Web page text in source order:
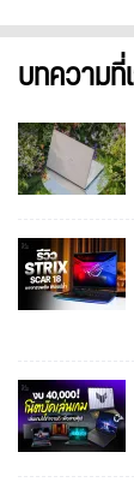
บทความ